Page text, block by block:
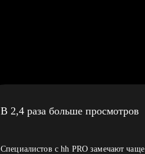
В 2,4 раза больше просмотров
Специалистов с hh PRO замечают чаще